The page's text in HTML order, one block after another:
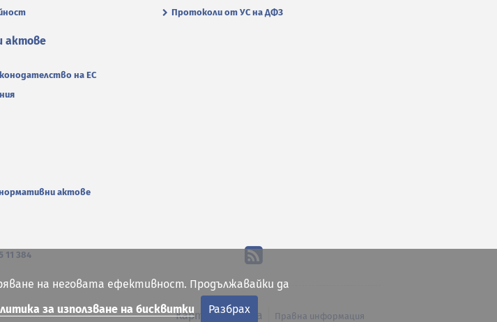
Протоколи от УС на ДФЗ
актове
на ЕС
актове
11 384
Карта на сайта Правна информация
на неговата ефективност. Продължавайки да
за използване на бисквитки Разбрах